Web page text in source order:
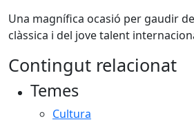
Una magnífica ocasió per gaudir
clàssica i del jove talent
Contingut relacionat
Temes
Cultura